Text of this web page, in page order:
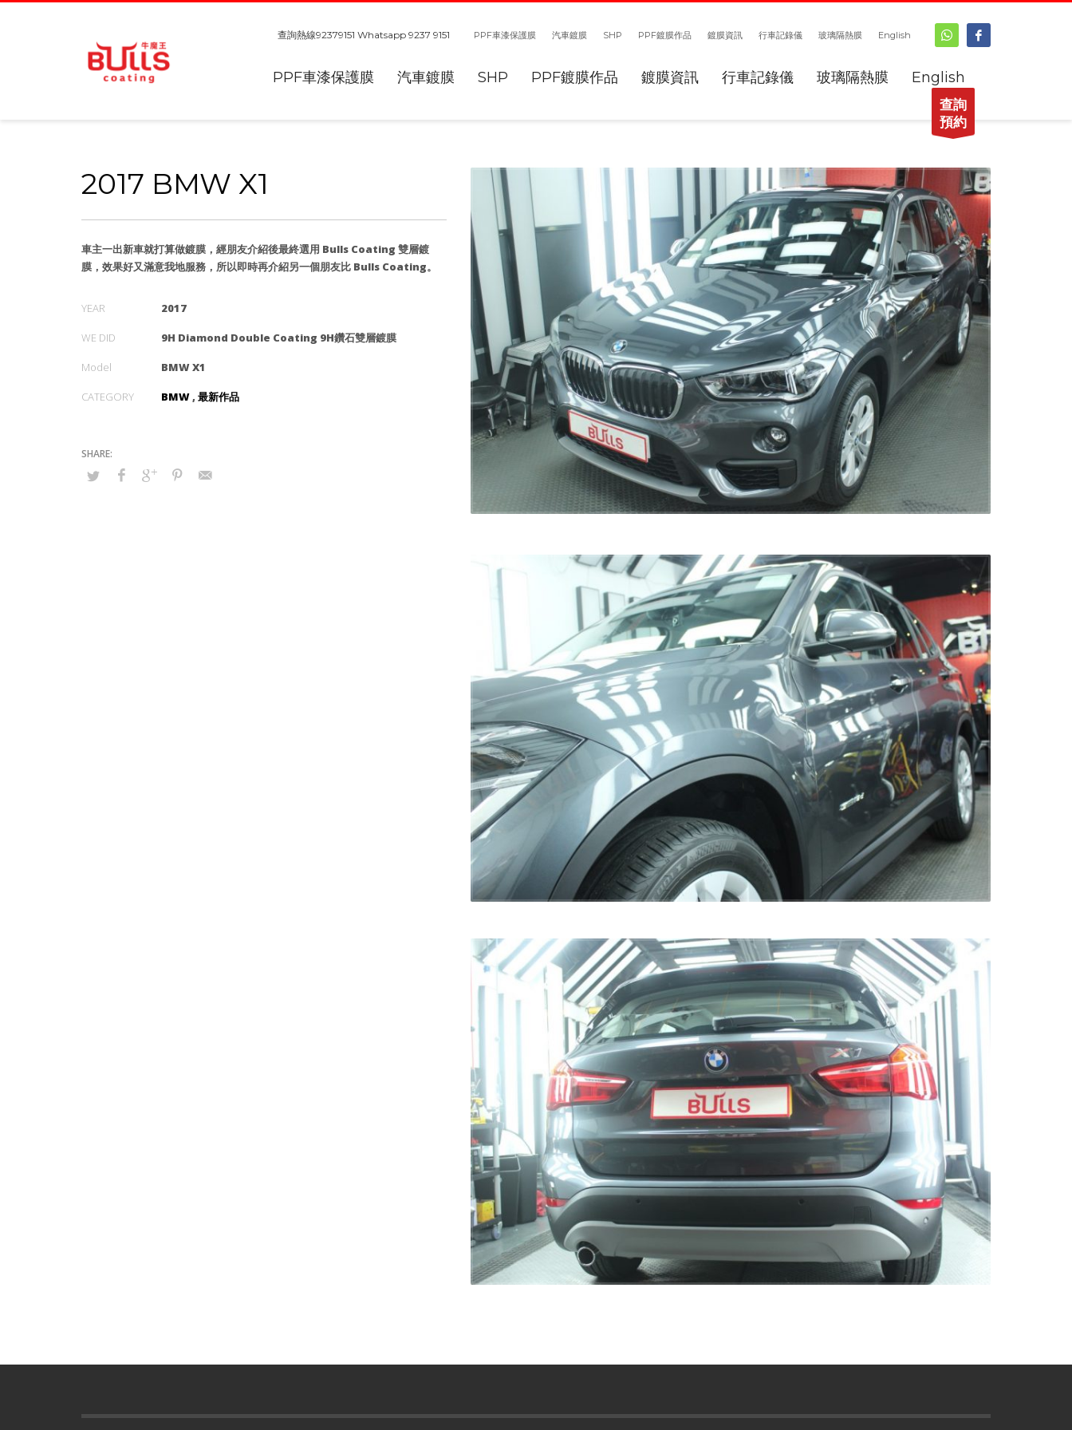
查詢熱線92379151 Whatsapp 9237 9151 PPF車漆保護膜 汽車鍍膜 SHP PPF鍍膜作品 鍍膜資訊 行車記錄儀 玻璃隔熱膜 English
PPF車漆保護膜 汽車鍍膜 SHP PPF鍍膜作品 鍍膜資訊 行車記錄儀 玻璃隔熱膜 English
查詢
預約
2017 BMW X1
車主一出新車就打算做鍍膜，經朋友介紹後最終選用 Bulls Coating 雙層鍍
膜，效果好又滿意我地服務，所以即時再介紹另一個朋友比 Bulls Coating。
YEAR 2017
WE DID 9H Diamond Double Coating 9H鑽石雙層鍍膜
Model BMW X1
CATEGORY BMW,最新作品